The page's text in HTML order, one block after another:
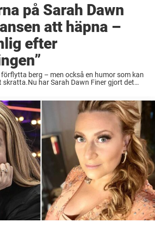
på Sarah Dawn
att häpna –
efter
berg – men också en humor som kan
har Sarah Dawn Finer gjort det